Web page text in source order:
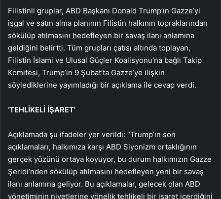
Filistinli gruplar, ABD Başkanı Donald Trump’ın Gazze’yi
işgal ve satın alma planının Filistin halkının topraklarından
sökülüp atılmasını hedefleyen bir savaş ilanı anlamına
geldiğini belirtti. Tüm grupları çatısı altında toplayan,
Filistin İslami ve Ulusal Güçler Koalisyonu’na bağlı Takip
Komitesi, Trump’ın 9 Şubat’ta Gazze’ye ilişkin
söylediklerine yayımladığı bir açıklama ile cevap verdi.
‘TEHLİKELİ İŞARET’
Açıklamada şu ifadeler yer verildi: “Trump’ın son
açıklamaları, halkımıza karşı ABD Siyonizm ortaklığının
gerçek yüzünü ortaya koyuyor, bu durum halkımızın Gazze
Şeridi’nden sökülüp atılmasını hedefleyen yeni bir savaş
ilanı anlamına geliyor. Bu açıklamalar, gelecek olan ABD
yönetiminin niyetlerine yönelik tehlikeli bir işaret içerdiğini